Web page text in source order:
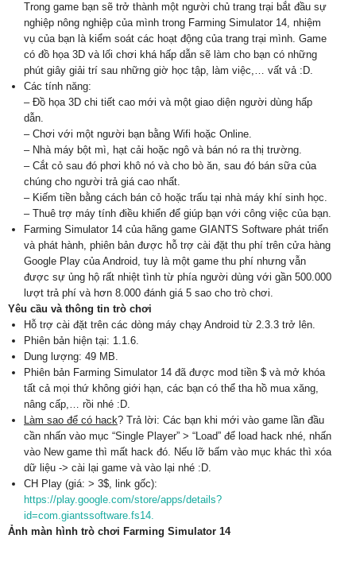
Trong game bạn sẽ trở thành một người chủ trang trại bắt đầu sự
nghiệp nông nghiệp của mình trong Farming Simulator 14, nhiệm
vụ của bạn là kiểm soát các hoạt động của trang trại mình. Game
có đồ họa 3D và lối chơi khá hấp dẫn sẽ làm cho bạn có những
phút giây giải trí sau những giờ học tập, làm việc,… vất vả :D.
Các tính năng:
– Đồ họa 3D chi tiết cao mới và một giao diện người dùng hấp
dẫn.
– Chơi với một người bạn bằng Wifi hoặc Online.
– Nhà máy bột mì, hạt cải hoặc ngô và bán nó ra thị trường.
– Cắt cỏ sau đó phơi khô nó và cho bò ăn, sau đó bán sữa của
chúng cho người trả giá cao nhất.
– Kiếm tiền bằng cách bán cỏ hoặc trấu tại nhà máy khí sinh học.
– Thuê trợ máy tính điều khiển để giúp bạn với công việc của bạn.
Farming Simulator 14 của hãng game GIANTS Software phát triển
và phát hành, phiên bản được hỗ trợ cài đặt thu phí trên cửa hàng
Google Play của Android, tuy là một game thu phí nhưng vẫn
được sự ủng hộ rất nhiệt tình từ phía người dùng với gần 500.000
lượt trả phí và hơn 8.000 đánh giá 5 sao cho trò chơi.
Yêu cầu và thông tin trò chơi
Hỗ trợ cài đặt trên các dòng máy chạy Android từ 2.3.3 trở lên.
Phiên bản hiện tại: 1.1.6.
Dung lượng: 49 MB.
Phiên bản Farming Simulator 14 đã được mod tiền $ và mở khóa
tất cả mọi thứ không giới hạn, các bạn có thể tha hồ mua xăng,
nâng cấp,… rồi nhé :D.
Làm sao để có hack? Trả lời: Các bạn khi mới vào game lần đầu
cần nhấn vào mục “Single Player” > “Load” để load hack nhé, nhấn
vào New game thì mất hack đó. Nếu lỡ bấm vào mục khác thì xóa
dữ liệu -> cài lại game và vào lại nhé :D.
CH Play (giá: > 3$, link gốc):
https://play.google.com/store/apps/details?
id=com.giantssoftware.fs14.
Ảnh màn hình trò chơi Farming Simulator 14